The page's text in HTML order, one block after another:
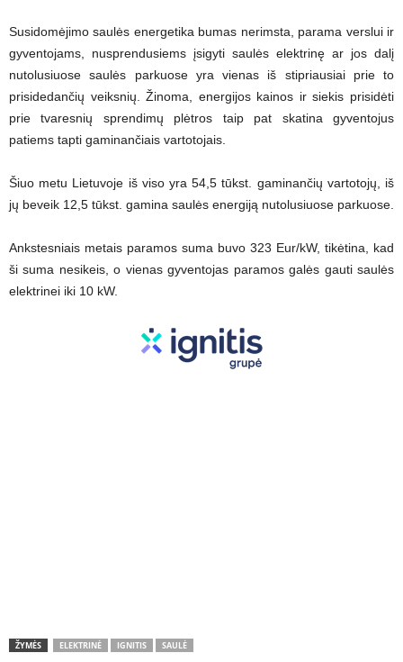
Susidomėjimo saulės energetika bumas nerimsta, parama verslui ir
gyventojams, nusprendusiems įsigyti saulės elektrinę ar jos dalį
nutolusiuose saulės parkuose yra vienas iš stipriausiai prie to
prisidedančių veiksnių. Žinoma, energijos kainos ir siekis prisidėti
prie tvaresnių sprendimų plėtros taip pat skatina gyventojus
patiems tapti gaminančiais vartotojais.
Šiuo metu Lietuvoje iš viso yra 54,5 tūkst. gaminančių vartotojų, iš
jų beveik 12,5 tūkst. gamina saulės energiją nutolusiuose parkuose.
Ankstesniais metais paramos suma buvo 323 Eur/kW, tikėtina, kad
ši suma nesikeis, o vienas gyventojas paramos galės gauti saulės
elektrinei iki 10 kW.
ŽYMĖS ELEKTRINĖ IGNITIS SAULĖ